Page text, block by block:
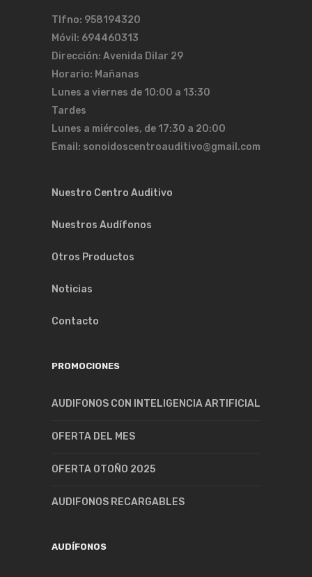
Tlfno: 958194320
Móvil: 694460313
Dirección: Avenida Dilar 29
Horario: Mañanas
Lunes a viernes de 10:00 a 13:30
Tardes
Lunes a miércoles, de 17:30 a 20:00
Email: sonoidoscentroauditivo@gmail.com
Nuestro Centro Auditivo
Nuestros Audífonos
Otros Productos
Noticias
Contacto
PROMOCIONES
AUDIFONOS CON INTELIGENCIA ARTIFICIAL
OFERTA DEL MES
OFERTA OTOÑO 2025
AUDIFONOS RECARGABLES
AUDÍFONOS